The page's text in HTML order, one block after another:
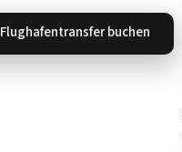
Flughafentransfer buchen